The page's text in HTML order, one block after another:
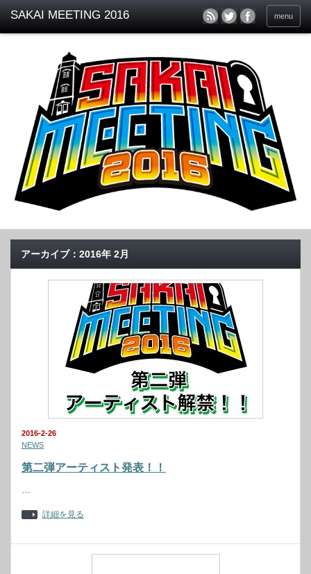
menu
アーカイブ：2016年 2月
2016-2-26
NEWS
第二弾アーティスト発表！！
…
詳細を見る